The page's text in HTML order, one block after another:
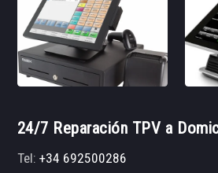
24/7 Reparación TPV a
Tel:+34 692500286